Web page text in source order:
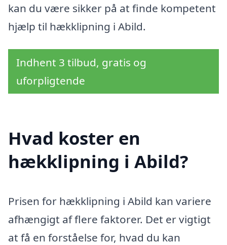
kan du være sikker på at finde kompetent
hjælp til hækklipning i Abild.
Indhent 3 tilbud, gratis og
uforpligtende
Hvad koster en
hækklipning i Abild?
Prisen for hækklipning i Abild kan variere
afhængigt af flere faktorer. Det er vigtigt
at få en forståelse for, hvad du kan